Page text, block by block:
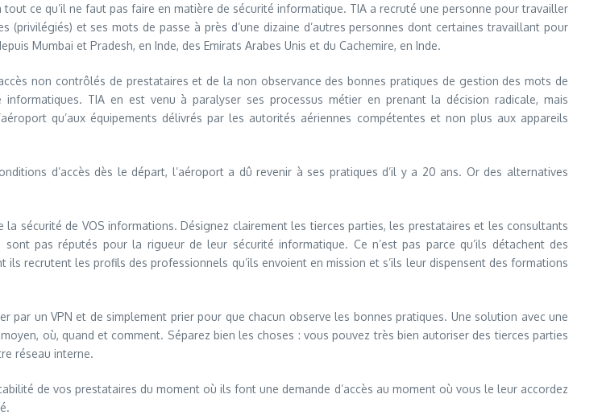
ce qu’il ne faut pas faire en matière de sécurité informatique. TIA a recruté une personne pour travailler
et ses mots de passe à près d’une dizaine d’autres personnes dont certaines travaillant pour
Mumbai et Pradesh, en Inde, des Emirats Arabes Unis et du Cachemire, en Inde.
non contrôlés de prestataires et de la non observance des bonnes pratiques de gestion des mots de
TIA en est venu à paralyser ses processus métier en prenant la décision radicale, mais
qu’aux équipements délivrés par les autorités aériennes compétentes et non plus aux appareils
d’accès dès le départ, l’aéroport a dû revenir à ses pratiques d’il y a 20 ans. Or des alternatives
sécurité de VOS informations. Désignez clairement les tierces parties, les prestataires et les consultants
pas réputés pour la rigueur de leur sécurité informatique. Ce n’est pas parce qu’ils détachent des
recrutent les profils des professionnels qu’ils envoient en mission et s’ils leur dispensent des formations
par un VPN et de simplement prier pour que chacun observe les bonnes pratiques. Une solution avec une
où, quand et comment. Séparez bien les choses : vous pouvez très bien autoriser des tierces parties
réseau interne.
de vos prestataires du moment où ils font une demande d’accès au moment où vous le leur accordez